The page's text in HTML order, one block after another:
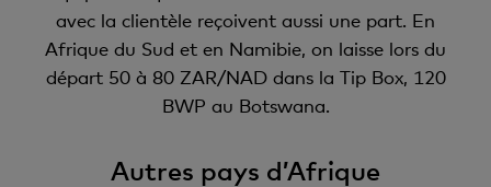
avec la clientèle reçoivent aussi une part. En
Afrique du Sud et en Namibie, on laisse lors du
départ 50 à 80 ZAR/NAD dans la Tip Box, 120
BWP au Botswana.
Autres pays d’Afrique